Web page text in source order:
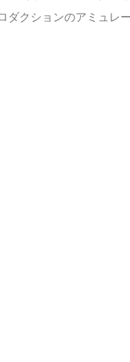
ダクションのアミュレ